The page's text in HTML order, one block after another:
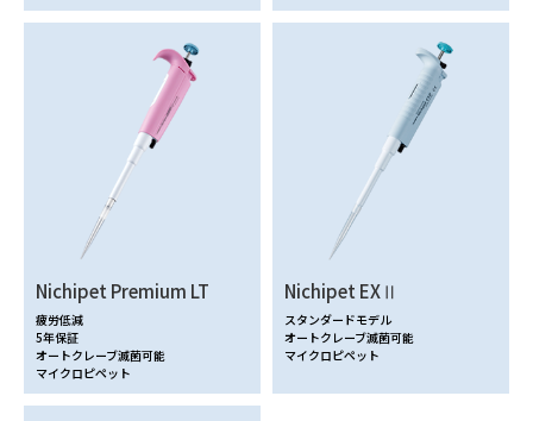
Nichipet Premium LT
疲労低減
5年保証
オートクレーブ滅菌可能
マイクロピペット
Nichipet EXⅡ
スタンダードモデル
オートクレーブ滅菌可能
マイクロピペット